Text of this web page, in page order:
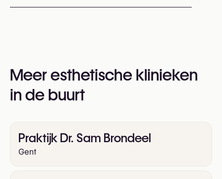
https://www.bodebock.be/
Meer esthetische klinieken
in de buurt
Praktijk Dr. Sam Brondeel
Gent